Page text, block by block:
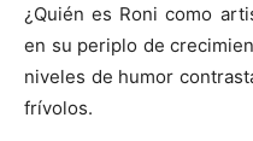
¿Quién es Roni como
en su periplo de
niveles de humor
frívolos.